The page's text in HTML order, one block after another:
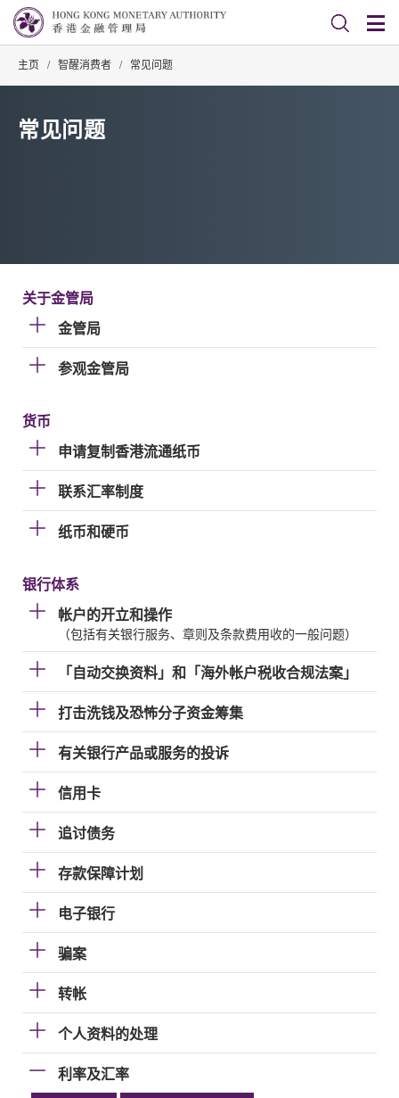
主页 / 智醒消费者 / 常见问题
常见问题
关于金管局
金管局
参观金管局
货币
申请复制香港流通纸币
联系汇率制度
纸币和硬币
银行体系
帐户的开立和操作
（包括有关银行服务、章则及条款费用收的一般问题）
「自动交换资料」和「海外帐户税收合规法案」
打击洗钱及恐怖分子资金筹集
有关银行产品或服务的投诉
信用卡
追讨债务
存款保障计划
电子银行
骗案
转帐
个人资料的处理
利率及汇率